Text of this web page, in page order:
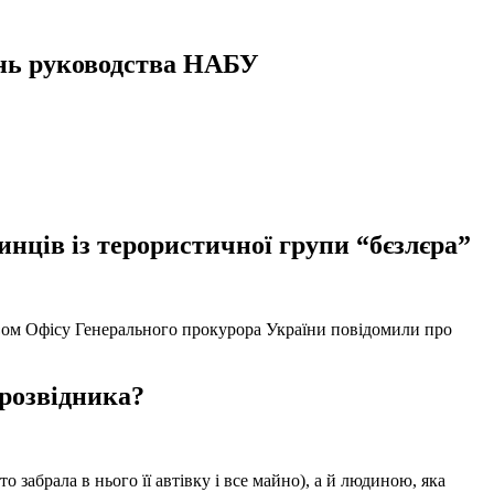
руководства НАБУ
із терористичної групи “бєзлєра”
Офісу Генерального прокурора України повідомили про
в нього її автівку і все майно), а й людиною, яка